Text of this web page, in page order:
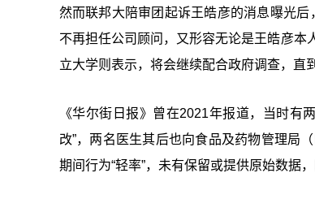
然而联邦大陪审团起诉王皓彦的消息曝光
不再担任公司顾问，又形容无论是王皓彦
立大学则表示，将会继续配合政府调查，直
《华尔街日报》曾在2021年报道，当时有
改”，两名医生其后也向食品及药物管理局
期间行为“轻率”，未有保留或提供原始数据